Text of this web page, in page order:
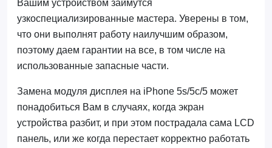
Вашим устройством займутся
узкоспециализированные мастера. Уверены в том,
что они выполнят работу наилучшим образом,
поэтому даем гарантии на все, в том числе на
использованные запасные части.
Замена модуля дисплея на iPhone 5s/5c/5 может
понадобиться Вам в случаях, когда экран
устройства разбит, и при этом пострадала сама LCD
панель, или же когда перестает корректно работать